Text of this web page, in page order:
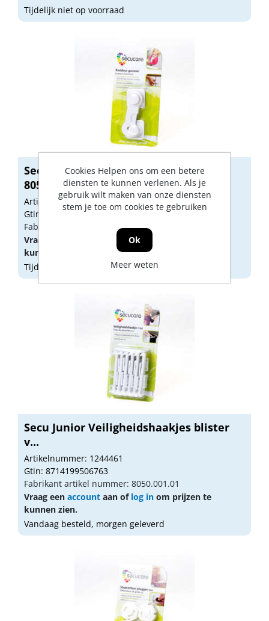
Tijdelijk niet op voorraad
Secu Junior Kastdeur grendel (1)
8050.00...
Artikelnummer: 1244467
Gtin: 8714199506824
Fabrikant artikel nummer: 8050.001.15
Vraag een
aan oflog in
kunnen zien.
Tijdelijk niet op voorraad
Secu Junior Veiligheidshaakjes blister
v...
Artikelnummer: 1244461
Gtin: 8714199506763
Fabrikant artikel nummer: 8050.001.01
Vraag een account aan of log in om prijzen te
kunnen zien.
Vandaag besteld, morgen geleverd
Cookies Helpen ons om een betere
diensten te kunnen verlenen. Als je
gebruik wilt maken van onze diensten
stem je toe om cookies te gebruiken
Ok
Meer weten